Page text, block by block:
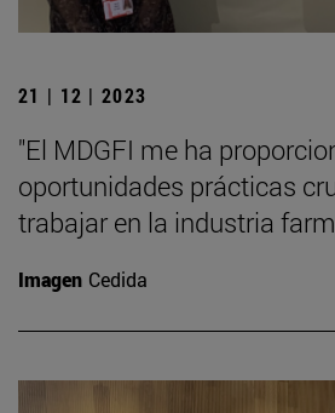
21 | 12 | 2023
"El MDGFI me ha
oportunidades prácticas
trabajar en la industria
Imagen Cedida